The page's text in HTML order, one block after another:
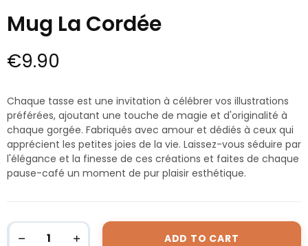
Mug La Cordée
€9.90
Chaque tasse est une invitation à célébrer vos illustrations
préférées, ajoutant une touche de magie et d'originalité à
chaque gorgée. Fabriqués avec amour et dédiés à ceux qui
apprécient les petites joies de la vie. Laissez-vous séduire par
l'élégance et la finesse de ces créations et faites de chaque
pause-café un moment de pur plaisir esthétique.
ADD TO CART